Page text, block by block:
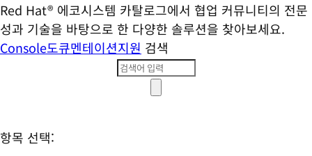
Red Hat® 에코시스템 카탈로그에서 협업 커뮤니티의 전문
성과 기술을 바탕으로 한 다양한 솔루션을 찾아보세요.
Console도큐멘테이션지원 검색
항목 선택: